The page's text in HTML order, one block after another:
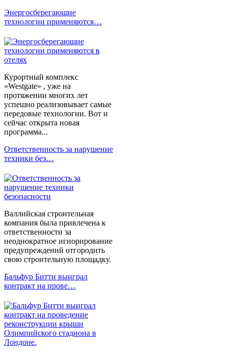
Энергосберегающие
технологии применяются…
Курортный комплекс
«Westgate» , уже на
протяжении многих лет
успешно реализовывает самые
передовые технологии. Вот и
сейчас открыта новая
программа...
Ответственность за нарушение
техники без…
Валлийская строительная
компания была привлечена к
ответственности за
неоднократное игнорирование
предупреждений отгородить
свою строительную площадку.
Бальфур Битти выиграл
контракт на прове…